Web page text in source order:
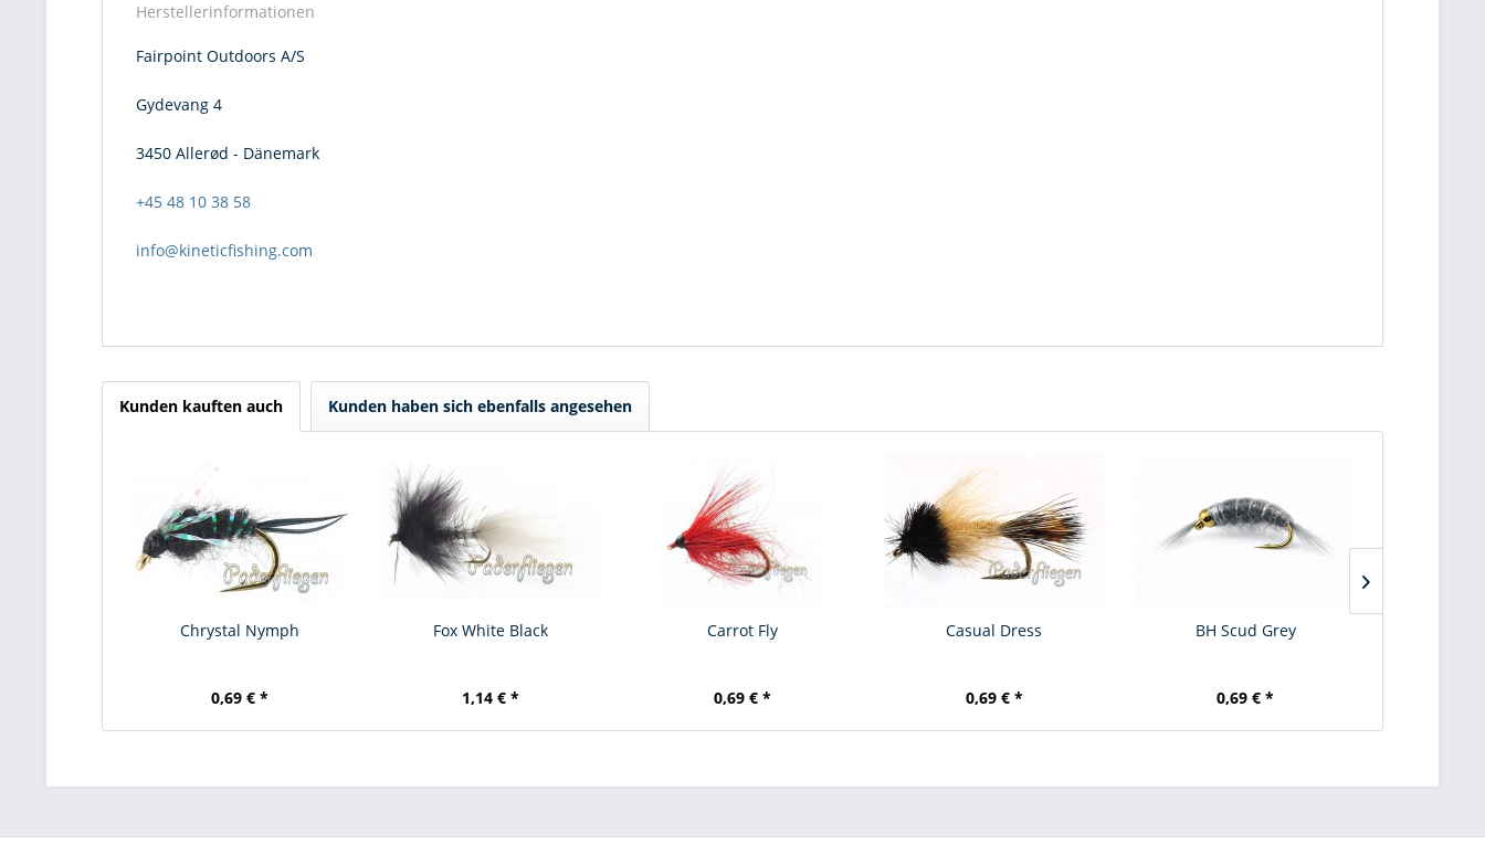
Herstellerinformationen
Fairpoint Outdoors A/S
Gydevang 4
3450 Allerød - Dänemark
+45 48 10 38 58
info@kineticfishing.com
Kunden kauften auch Kunden haben sich ebenfalls angesehen
Chrystal Nymph
0,69 € *
Fox White Black
1,14 € *
Carrot Fly
0,69 € *
Casual Dress
0,69 € *
BH Scud Grey
0,69 € *